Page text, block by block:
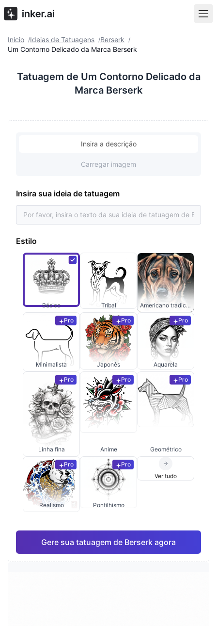
Início /Ideias de Tatuagens /Berserk /
Um Contorno Delicado da Marca Berserk
Tatuagem de Um Contorno Delicado da
Marca Berserk
Insira a descrição
Carregar imagem
Insira sua ideia de tatuagem
Estilo
Básico Tribal Americano tradicional
Pro
Minimalista
Pro
Japonês
Pro
Aquarela
Pro
Linha fina
Pro
Anime
Pro
Geométrico
Pro
Realismo
Pro
Pontilhismo
Ver tudo
Gere sua tatuagem de Berserk agora